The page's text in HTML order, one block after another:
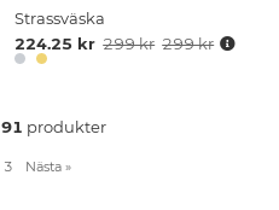
Strassväska
224.25 kr 299 kr 299 kr
91 produkter
3 Nästa »